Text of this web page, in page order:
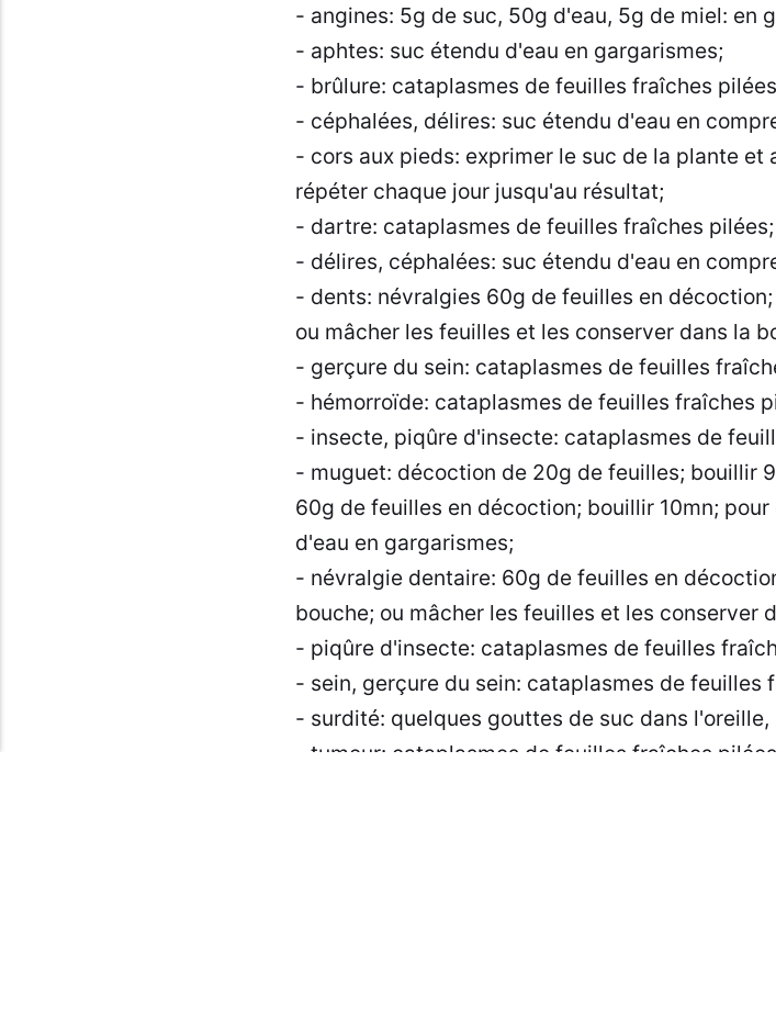
- angines: 5g de suc, 50g d'eau, 5g de miel: en
- aphtes: suc étendu d'eau en gargarismes;
- brûlure: cataplasmes de feuilles fraîches
- céphalées, délires: suc étendu d'eau en
- cors aux pieds: exprimer le suc de la plante
répéter chaque jour jusqu'au résultat;
- dartre: cataplasmes de feuilles fraîches pilées;
- délires, céphalées: suc étendu d'eau en
- dents: névralgies 60g de feuilles en
ou mâcher les feuilles et les conserver dans la
- gerçure du sein: cataplasmes de feuilles
- hémorroïde: cataplasmes de feuilles fraîches
- insecte, piqûre d'insecte: cataplasmes de
- muguet: décoction de 20g de feuilles; bouillir
60g de feuilles en décoction; bouillir 10mn;
d'eau en gargarismes;
- névralgie dentaire: 60g de feuilles en
bouche; ou mâcher les feuilles et les conserver
- piqûre d'insecte: cataplasmes de feuilles
- sein, gerçure du sein: cataplasmes de feuilles
- surdité: quelques gouttes de suc dans
- tumeur: cataplasmes de feuilles fraîches